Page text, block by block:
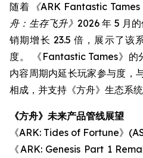
随着 《ARK Fantastic Tames
舟：生存飞升》 2026 年 5 月
销期增长 23.5 倍，展示了该
度。 《Fantastic Tames》的
内容周期内延长玩家参与度，
相成，并支持《方舟》生态系
《方舟》未来产品管线展望
《ARK: Tides of Fortune》
《ARK: Genesis Part 1